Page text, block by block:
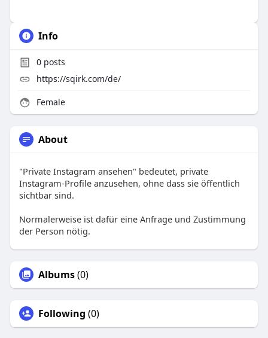
Info
0posts
https://sqirk.com/de/
Female
About
"Private Instagram ansehen" bedeutet, private
Instagram-Profile anzusehen, ohne dass sie öffentlich
sichtbar sind.
Normalerweise ist dafür eine Anfrage und Zustimmung
der Person nötig.
Albums(0)
Following (0)